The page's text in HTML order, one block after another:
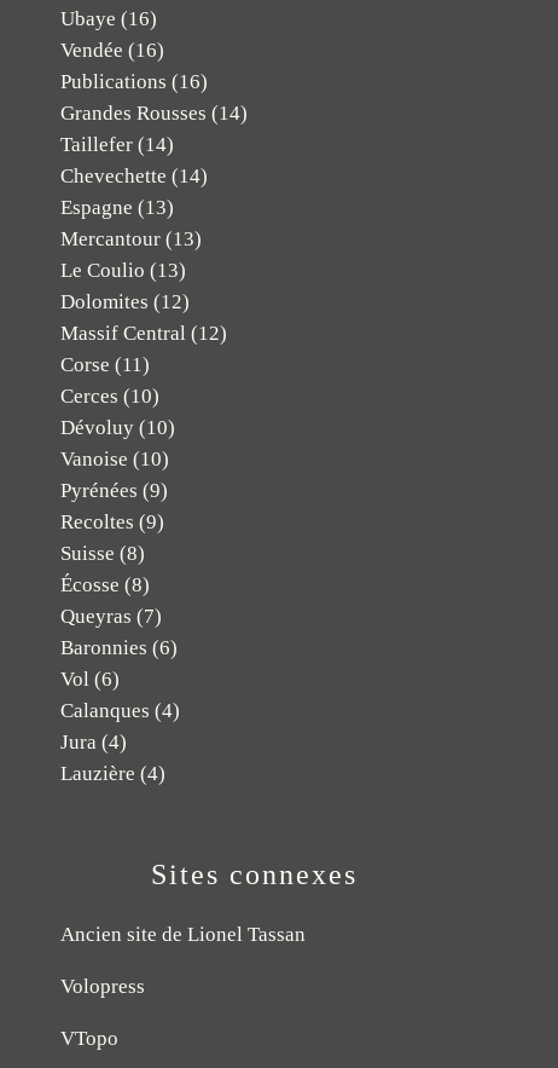
Ubaye (16)
Vendée (16)
Publications (16)
Grandes Rousses (14)
Taillefer (14)
Chevechette (14)
Espagne (13)
Mercantour (13)
Le Coulio (13)
Dolomites (12)
Massif Central (12)
Corse (11)
Cerces (10)
Dévoluy (10)
Vanoise (10)
Pyrénées (9)
Recoltes (9)
Suisse (8)
Écosse (8)
Queyras (7)
Baronnies (6)
Vol (6)
Calanques (4)
Jura (4)
Lauzière (4)
Sites connexes
Ancien site de Lionel Tassan
Volopress
VTopo